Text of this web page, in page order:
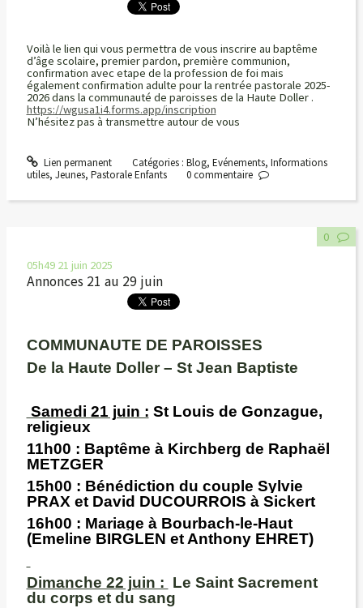
Voilà le lien qui vous permettra de vous inscrire au baptême
d’âge scolaire, premier pardon, première communion,
confirmation avec etape de la profession de foi mais
également confirmation adulte pour la rentrée pastorale 2025-
2026 dans la communauté de paroisses de la Haute Doller .
https://wgusa1i4.forms.app/inscription
N’hésitez pas à transmettre autour de vous
Lien permanent Catégories : Blog, Evénements, Informations
utiles, Jeunes, Pastorale Enfants 0commentaire
05h49 21 juin 2025
Annonces 21 au 29 juin
COMMUNAUTE DE PAROISSES
De la Haute Doller – St Jean Baptiste
Samedi 21 juin : St Louis de Gonzague,
religieux
11h00 : Baptême à Kirchberg de Raphaël
METZGER
15h00 : Bénédiction du couple Sylvie
PRAX et David DUCOURROIS à Sickert
16h00 : Mariage à Bourbach-le-Haut
(Emeline BIRGLEN et Anthony EHRET)
Dimanche 22 juin : Le Saint Sacrement
du corps et du sang
0